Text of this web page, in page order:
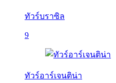
ทัวร์บราซิล
9
ทัวร์อาร์เจนติน่า